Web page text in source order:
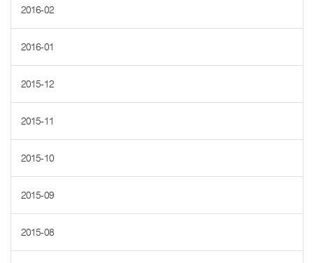
2016-02
2016-01
2015-12
2015-11
2015-10
2015-09
2015-08